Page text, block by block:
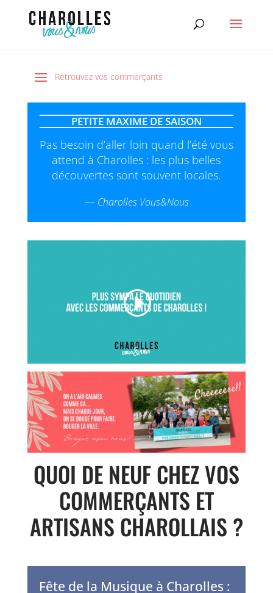
PETITE MAXIME DE SAISON
Pas besoin d’aller loin quand l’été vous
attend à Charolles : les plus belles
découvertes sont souvent locales.
—Charolles Vous&Nous
QUOI DE NEUF CHEZ VOS
COMMERÇANTS ET
ARTISANS CHAROLLAIS ?
Fête de la Musique à Charolles :